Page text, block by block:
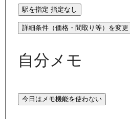
駅を指定 指定なし
詳細条件（価格・間取り等）を変更
自分メモ
今日はメモ機能を使わない